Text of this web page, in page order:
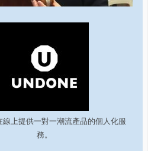
線上提供一對一潮流產品的個人化服
務。